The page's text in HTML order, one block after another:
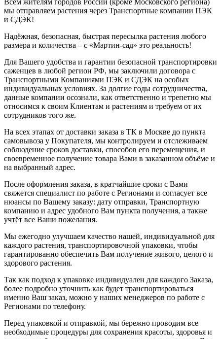
мы отправляем растения через Транспортные компании ПЭК
и СДЭК!
Надёжная, безопасная, быстрая пересылка растения любого
размера и количества – с «Мартин-сад» это реальность!
Для Вашего удобства и гарантии безопасной транспортировки
саженцев в любой регион РФ, мы заключили договора с
Транспортными Компаниями ПЭК и СДЭК на особых
индивидуальных условиях. За долгие годы сотрудничества,
данные компании осознали, как ответственно и трепетно мы
относимся к своим Клиентам и растениям и требуем от их
сотрудников того же.
На всех этапах от доставки заказа в ТК в Москве до пункта
самовывоза у Покупателя, мы контролируем и отслеживаем
соблюдение сроков доставки, способов его перемещения, и
своевременное получение товара Вами в заказанном объёме и
на выбранный адрес.
После оформления заказа, в кратчайшие сроки с Вами
свяжется специалист по работе с Регионами и согласует все
нюансы по Вашему заказу: дату отправки, Транспортную
компанию и адрес удобного Вам пункта получения, а также
учтёт все Ваши пожелания.
Мы ежегодно улучшаем качество нашей, индивидуальной для
каждого растения, транспортировочной упаковки, чтобы
гарантированно обеспечить Вам получение живого, целого и
здорового растения.
Так как подход к упаковке индивидуален для каждого Заказа,
более подробно уточнить как будет транспортироваться
именно Ваш заказ, можно у наших менеджеров по работе с
Регионами по телефону.
Перед упаковкой и отправкой, мы бережно проводим все
необходимые процедуры для сохранения красоты, здоровья и